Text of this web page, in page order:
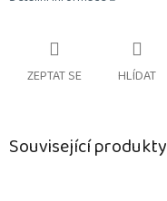
ZEPTAT SE HLÍDAT
Související produkty